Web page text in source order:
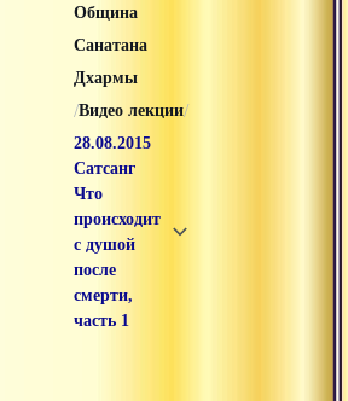
Община
Санатана
Дхармы
/Видео лекции/
28.08.2015
Сатсанг
Что
происходит
с душой
после
смерти,
часть 1